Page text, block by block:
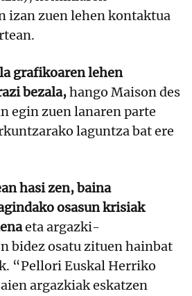
izan zuen lehen kontaktua
grafikoaren lehen
bezala,hango Maison des
egin zuen lanaren parte
laguntza bat ere
hasi zen, baina
osasun krisiak
eta argazki-
bidez osatu zituen hainbat
“Pellori Euskal Herriko
argazkiak eskatzen